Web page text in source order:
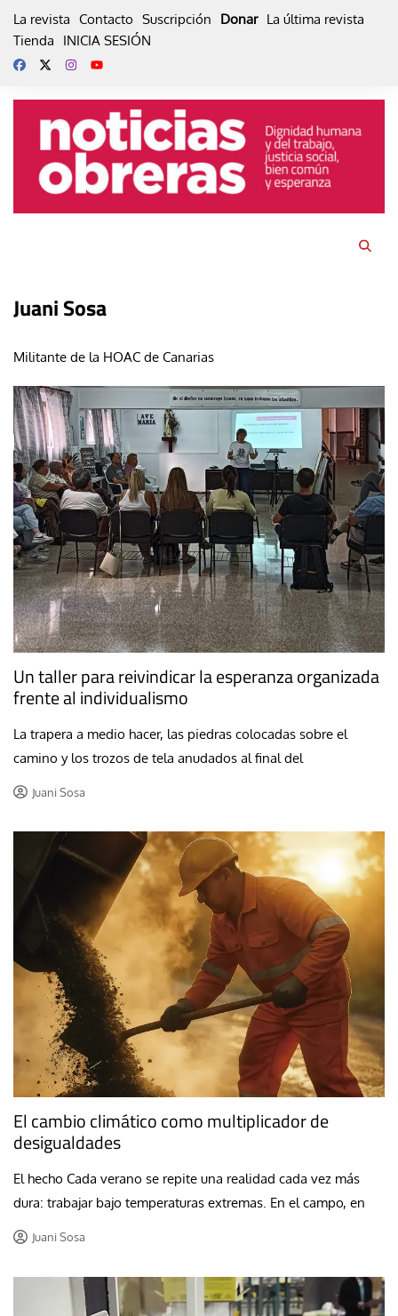
La revista Contacto Suscripción Donar La última revista
Tienda
INICIA SESIÓN
Juani Sosa
Militante de la HOAC de Canarias
Un taller para reivindicar la esperanza organizada
frente al individualismo
La trapera a medio hacer, las piedras colocadas sobre el
camino y los trozos de tela anudados al final del
Juani Sosa
El cambio climático como multiplicador de
desigualdades
El hecho Cada verano se repite una realidad cada vez más
dura: trabajar bajo temperaturas extremas. En el campo, en
Juani Sosa